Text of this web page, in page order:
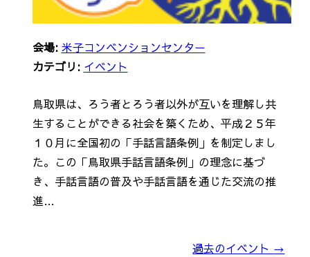
会場: 米子コンベンションセンター
カテゴリ: イベント
鳥取県は、ろう者とろう者以外が互いを理解し共
生することができる社会を築くため、平成２５年
１０月に全国初の「手話言語条例」を制定しまし
た。この「鳥取県手話言語条例」の理念に基づ
き、手話言語の普及や手話言語を通じた交流の推
進…
過去のイベント →